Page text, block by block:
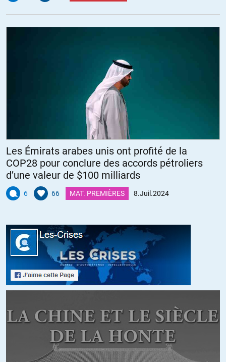
oui!!
Les Émirats arabes unis ont profité de la
COP28 pour conclure des accords pétroliers
d’une valeur de $100 milliards
6 66 MAT. PREMIÈRES 8.Juil.2024